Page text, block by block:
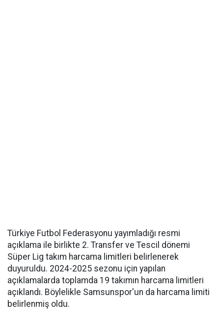
Türkiye Futbol Federasyonu yayımladığı resmi
açıklama ile birlikte 2. Transfer ve Tescil dönemi
Süper Lig takım harcama limitleri belirlenerek
duyuruldu. 2024-2025 sezonu için yapılan
açıklamalarda toplamda 19 takımın harcama limitleri
açıklandı. Böylelikle Samsunspor'un da harcama limiti
belirlenmiş oldu.